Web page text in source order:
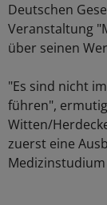
Deutschen
Veranstaltung
über seinen
"Es sind nicht
führen",
Witten/
zuerst eine